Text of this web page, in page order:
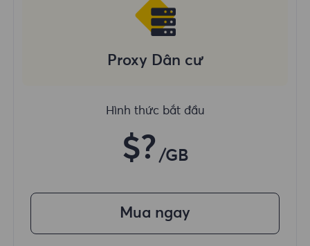
Proxy Dân cư
Hình thức bắt đầu
$? /GB
Mua ngay